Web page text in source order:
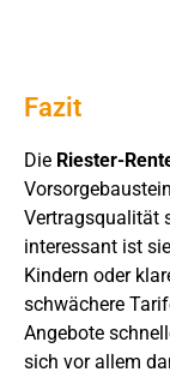
Fazit
Die Riester-
Vertragsqualität
interessant ist
Kindern oder
schwächere
Angebote
sich vor allem